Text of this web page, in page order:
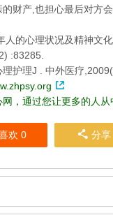
财产,也担心最后对方会
人的心理状况及精神文化
:83285.
护理J . 中外医疗
，通过您让更多的人
欢0 分享